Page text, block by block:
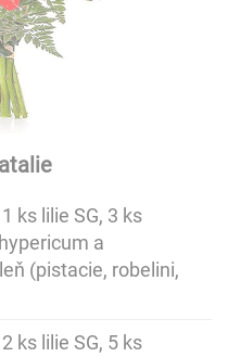
ks lilie SG, 3 ks
a
(pistacie, robelini,
ks lilie SG, 5 ks